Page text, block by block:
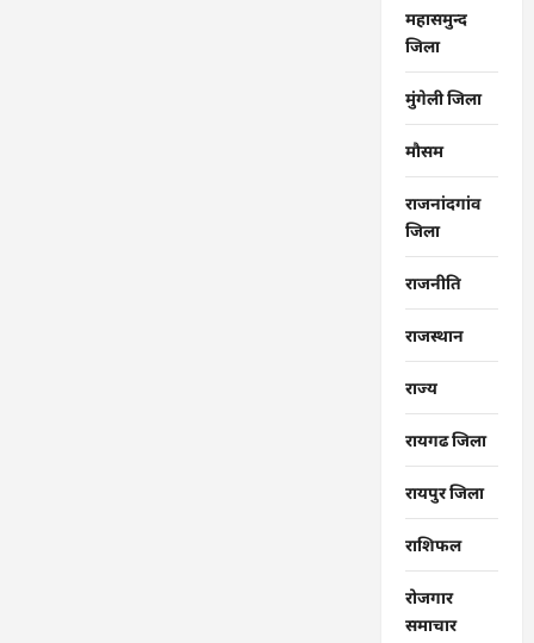
महासमुन्द
जिला
मुंगेली जिला
मौसम
राजनांदगांव
जिला
राजनीति
राजस्थान
राज्‍य
रायगढ जिला
रायपुर जिला
राशिफल
रोजगार
समाचार